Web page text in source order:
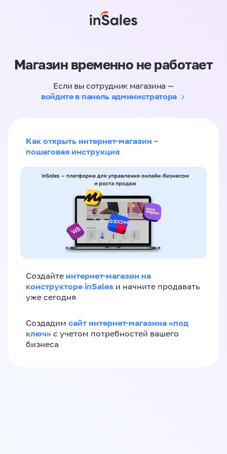
Магазин временно не работает
Если вы сотрудник магазина —
войдите в панель администратора
Как открыть интернет-магазин –
пошаговая инструкция
Создайте интернет-магазин на
конструкторе inSales и начните продавать
уже сегодня
Создадим сайт интернет-магазина «под
ключ» с учетом потребностей вашего
бизнеса